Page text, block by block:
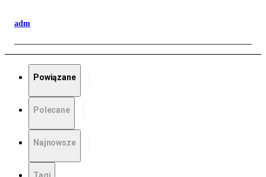
adm
Powiązane
Polecane
Najnowsze